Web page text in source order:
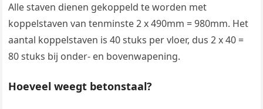
Alle staven dienen gekoppeld te worden met
koppelstaven van tenminste 2 x 490mm = 980mm. Het
aantal koppelstaven is 40 stuks per vloer, dus 2 x 40 =
80 stuks bij onder- en bovenwapening.
Hoeveel weegt betonstaal?